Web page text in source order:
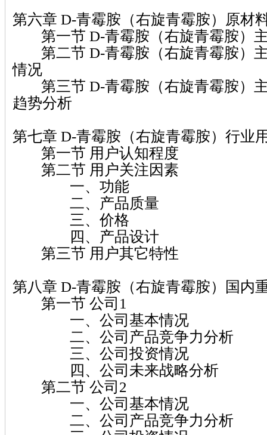
第六章 D-青霉胺（右旋青霉胺）原材
第一节 D-青霉胺（右旋青霉胺）
第二节 D-青霉胺（右旋青霉胺）
情况
第三节 D-青霉胺（右旋青霉胺）
趋势分析
第七章 D-青霉胺（右旋青霉胺）行业
第一节 用户认知程度
第二节 用户关注因素
一、功能
二、产品质量
三、价格
四、产品设计
第三节 用户其它特性
第八章 D-青霉胺（右旋青霉胺）国内
第一节 公司1
一、公司基本情况
二、公司产品竞争力分析
三、公司投资情况
四、公司未来战略分析
第二节 公司2
一、公司基本情况
二、公司产品竞争力分析